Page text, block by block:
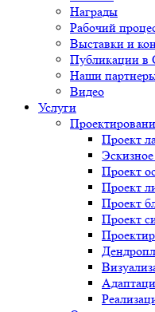
Награды
Рабочий
Выставки и
Публикации
Наши
Видео
Услуги
Проект
Проект
Проект
Проект
Проект